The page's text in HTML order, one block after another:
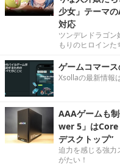
少女」テーマ
対応
ツンデレドラゴン
もりのヒロインた
ゲームコマー
Xsollaの最新情報
AAAゲームも
wer 5」はCore
デスクトップ”
迫力を感じる強力
がたい！